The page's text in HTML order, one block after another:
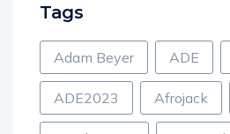
Tags
Adam Beyer ADE
ADE2023 Afrojack